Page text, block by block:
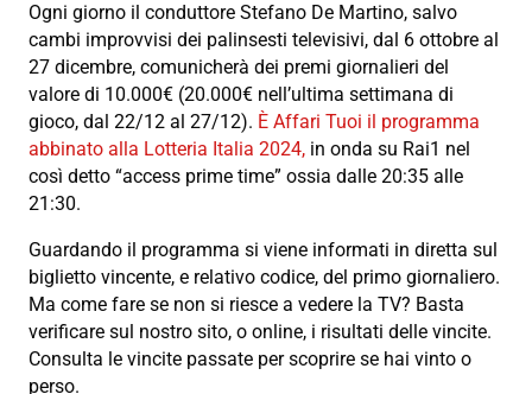
Ogni giorno il conduttore Stefano De Martino, salvo
cambi improvvisi dei palinsesti televisivi, dal 6 ottobre al
27 dicembre, comunicherà dei premi giornalieri del
valore di 10.000€ (20.000€ nell’ultima settimana di
gioco, dal 22/12 al 27/12). È Affari Tuoi il programma
abbinato alla Lotteria Italia 2024, in onda su Rai1 nel
così detto “access prime time” ossia dalle 20:35 alle
21:30.
Guardando il programma si viene informati in diretta sul
biglietto vincente, e relativo codice, del primo giornaliero.
Ma come fare se non si riesce a vedere la TV? Basta
verificare sul nostro sito, o online, i risultati delle vincite.
Consulta le vincite passate per scoprire se hai vinto o
perso.